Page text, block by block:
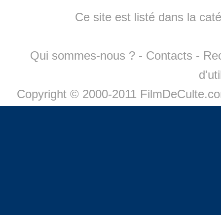
Ce site est listé dans la
Qui sommes-nous ? - Contacts -
Copyright © 2000-2011